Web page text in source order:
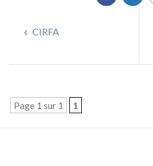
CIRFA
Page 1 sur 1 1